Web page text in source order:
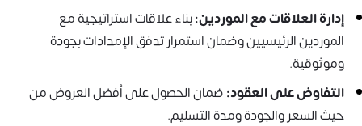
إدارة العلاقات مع الموردين:بناء علاقات استراتيجية مع
الموردين الرئيسيين وضمان استمرار تدفق الإمدادات بجودة
وموثوقية.
التفاوض على العقود:ضمان الحصول على أفضل العروض من
حيث السعر والجودة ومدة التسليم.